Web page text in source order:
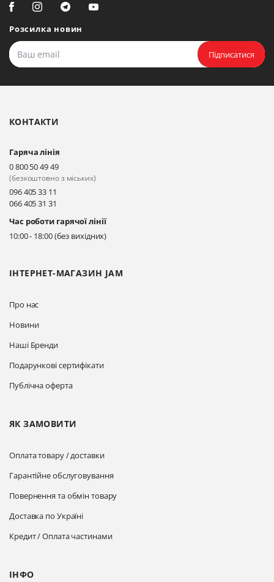
Розсилка новин
Підписатися
ІНТЕРНЕТ-МАГАЗИН JAM
Про нас
Новини
Наші Бренди
Подарункові сертифікати
Публічна оферта
ЯК ЗАМОВИТИ
Оплата товару / доставки
Гарантійне обслуговування
Повернення та обмін товару
Доставка по Україні
Кредит / Оплата частинами
ІНФО
КОНТАКТИ
Гаряча лінія
0 800 50 49 49
(безкоштовно з міських)
096 405 33 11
066 405 31 31
Час роботи гарячої лінії
10:00 - 18:00 (без вихідних)